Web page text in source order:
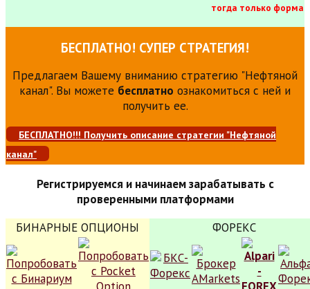
тогда только форма
БЕСПЛАТНО! СУПЕР СТРАТЕГИЯ!
Предлагаем Вашему вниманию стратегию "Нефтяной
канал". Вы можете бесплатно ознакомиться с ней и
получить ее.
БЕСПЛАТНО!!! Получить описание стратегии "Нефтяной
канал"
Регистрируемся и начинаем зарабатывать с
проверенными платформами
БИНАРНЫЕ ОПЦИОНЫ
ФОРЕКС